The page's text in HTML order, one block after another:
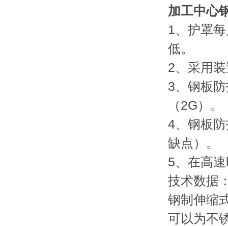
加工中心
1、护罩
低。
2、采用
3、钢板
（2G）。
4、钢板
缺点）。
5、在高
技术数据
钢制伸缩
可以为不